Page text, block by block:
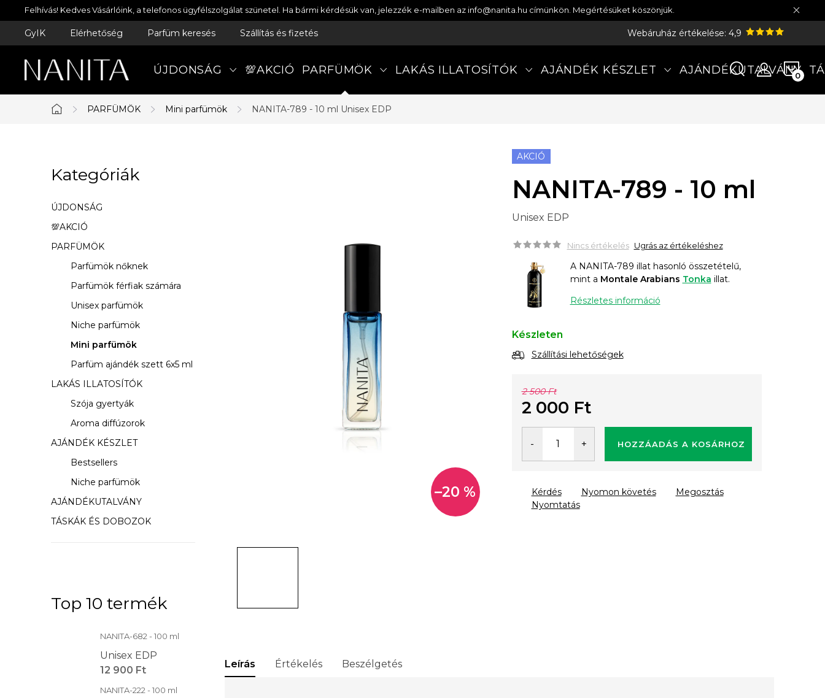
Ugrás
a
Felhívás! Kedves Vásárlóink, a telefonos ügyfélszolgálat szünetel. Ha bármi kérdésük van, jelezzék e-mailben az info@nanita.hu címünkön. Megértésüket köszönjük.
GyIK Elérhetőség Parfüm keresés Szállítás és fizetés Webáruház értékelése: 4,9
ÚJDONSÁG 💯AKCIÓ PARFÜMÖK LAKÁS ILLATOSÍTÓK AJÁNDÉK KÉSZLET AJÁNDÉKUTALVÁNY
Kezdőlap
PARFÜMÖK Mini parfümök NANITA-789 - 10 ml Unisex EDP
l
d
a
l
n
Kategóriák
átugrása
Kategóriák
ÚJDONSÁG
💯AKCIÓ
PARFÜMÖK
Parfümök nőknek
Parfümök férfiak számára
Unisex parfümök
Niche parfümök
Mini parfümök
Parfüm ajándék szett 6x5 ml
LAKÁS ILLATOSÍTÓK
Szója gyertyák
Aroma diffúzorok
AJÁNDÉK KÉSZLET
Bestsellers
Niche parfümök
AJÁNDÉKUTALVÁNY
TÁSKÁK ÉS DOBOZOK
Top 10 termék
NANITA-682 - 100 ml
Unisex EDP
12 900 Ft
NANITA-222 - 100 ml
–20 %
AKCIÓ
NANITA-789 - 10 ml
Unisex EDP
Nincs értékelés Ugrás az értékeléshez
A NANITA-789 illat hasonló összetételű,
mint a Montale Arabians Tonka illat.
Részletes információ
Készleten
Szállítási lehetőségek
2 500 Ft
2 000 Ft
HOZZÁADÁS A KOSÁRHOZ
Nyomtatás
Kérdés Nyomon követés Megosztás
Leírás Értékelés Beszélgetés